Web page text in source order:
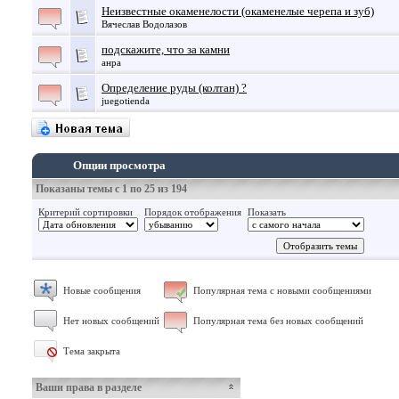
Неизвестные окаменелости (окаменелые черепа и зуб)
Вячеслав Водолазов
подскажите, что за камни
анра
Определение руды (колтан) ?
juegotienda
Опции просмотра
Показаны темы с 1 по 25 из 194
Критерий сортировки Порядок отображения Показать
Новые сообщения Популярная тема с новыми сообщениями
Нет новых сообщений Популярная тема без новых сообщений
Тема закрыта
Ваши права в разделе